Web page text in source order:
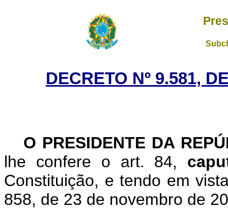
DECRETO Nº 9.581,
O PRESIDENTE DA
lhe confere o art. 84,
Constituição, e tendo em
858, de 23 de novembro de